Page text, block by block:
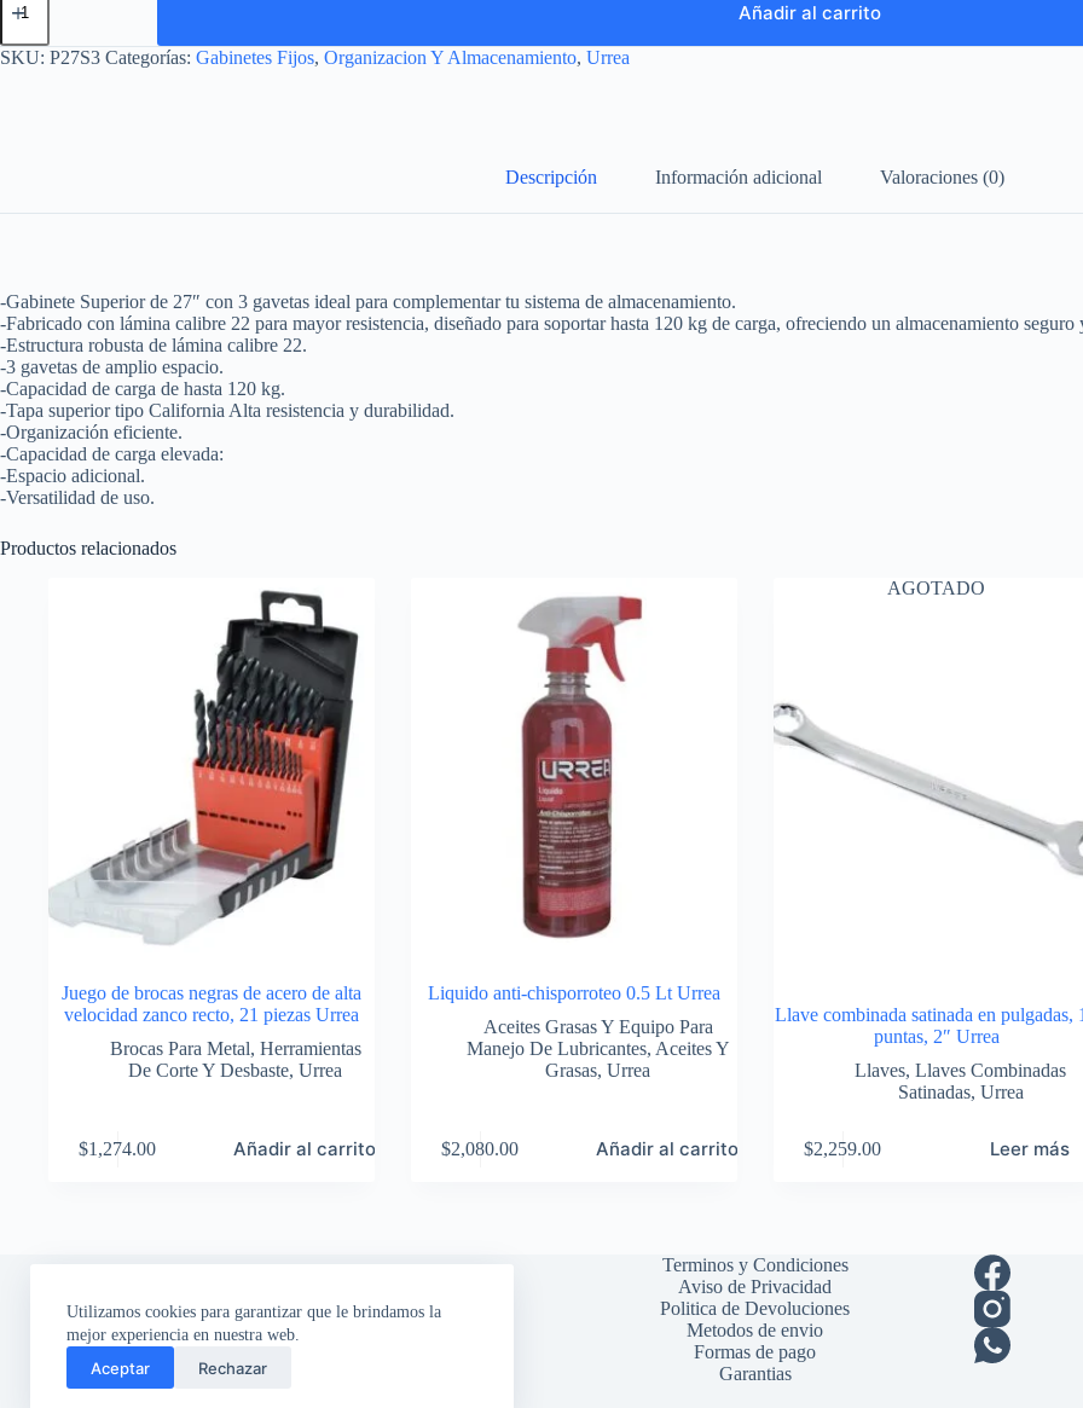
Utilizamos cookies para garantizar que le brindamos la
mejor experiencia en nuestra web.
Aceptar Rechazar
superior
gavetas
color
Añadir al carrito
SKU: P27S3 Categorías: Gabinetes Fijos, Organizacion Y Almacenamiento, Urrea
Descripción Información adicional Valoraciones (0)
-Gabinete Superior de 27″ con 3 gavetas ideal para complementar tu sistema de almacenamiento.
-Fabricado con lámina calibre 22 para mayor resistencia, diseñado para soportar hasta 120 kg de carga, ofreciendo un almacenamiento
-Estructura robusta de lámina calibre 22.
-3 gavetas de amplio espacio.
-Capacidad de carga de hasta 120 kg.
-Tapa superior tipo California Alta resistencia y durabilidad.
-Organización eficiente.
-Capacidad de carga elevada:
-Espacio adicional.
-Versatilidad de uso.
Productos relacionados
Juego de brocas negras de acero de alta
velocidad zanco recto, 21 piezas Urrea
Brocas Para Metal, Herramientas
De Corte Y Desbaste,Urrea
$1,274.00 Añadir al carrito
Liquido anti-chisporroteo 0.5 Lt Urrea
Aceites Grasas Y Equipo Para
Manejo De Lubricantes, Aceites Y
Grasas,Urrea
$2,080.00 Añadir al carrito
AGOTADO
Llave combinada satinada en pulgadas,
puntas, 2″ Urrea
Llaves,Llaves Combinadas
Satinadas, Urrea
$2,259.00 Leer más
Terminos y Condiciones
Aviso de Privacidad
Politica de Devoluciones
Metodos de envio
Formas de pago
Garantias